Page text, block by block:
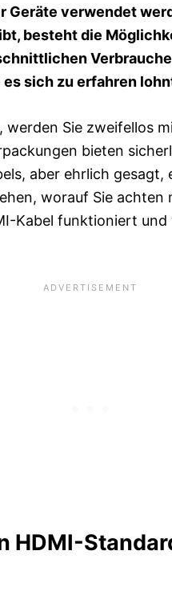
Geräte verwendet
besteht die
sich zu erfahren
werden Sie zweifellos
bieten
aber ehrlich gesagt,
worauf Sie achten
Kabel funktioniert
HDMI-